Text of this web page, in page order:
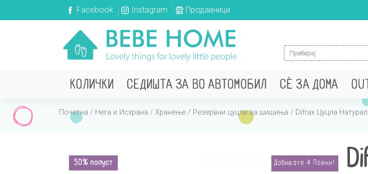
Facebook Instagram Продавници
Search for:
КОЛИЧКИ СЕДИШТА ЗА ВО АВТОМОБИЛ СÈ ЗА ДОМА
Почетна / Нега и Исхрана / Хранење / Резервни цуцли за шишиња / Difrax Цуцла
50% попуст Добивате 4 Поени!